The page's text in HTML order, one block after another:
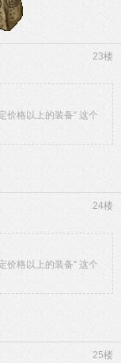
23楼
价格以上的装备“ 这个
24楼
价格以上的装备“ 这个
25楼